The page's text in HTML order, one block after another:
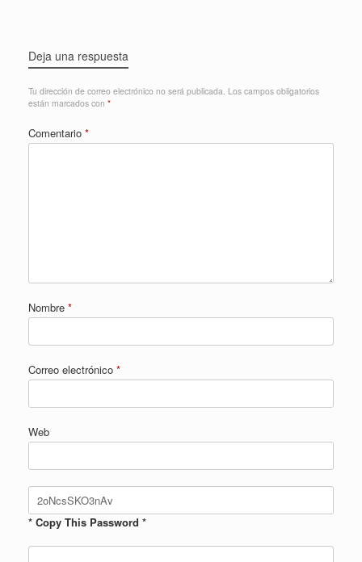
Deja una respuesta
Tu dirección de correo electrónico no será publicada. Los campos obligatorios
están marcados con *
Comentario *
Nombre *
Correo electrónico *
Web
* Copy This Password *